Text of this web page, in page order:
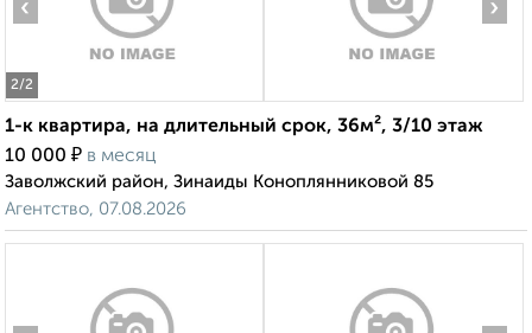
2/2
‹ ›
1-к квартира, на длительный срок, 36м², 3/10 этаж
10 000 ₽ в месяц
Заволжский район, Зинаиды Коноплянниковой 85
Агентство, 07.08.2026